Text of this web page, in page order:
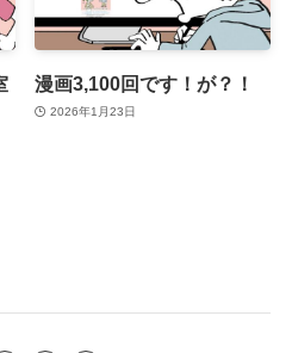
漫画3,100回です！が？！
2026年1月23日